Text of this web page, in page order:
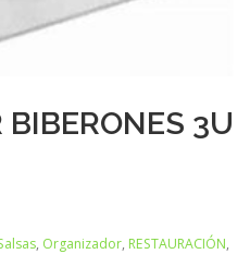
3U
, Organizador, RESTAURACIÓN,